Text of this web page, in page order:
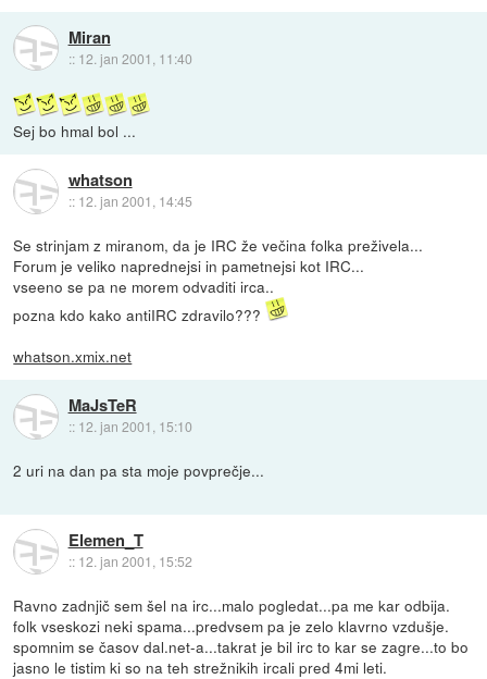
Miran
:: 12. jan 2001, 11:40
Sej bo hmal bol ...
whatson
:: 12. jan 2001, 14:45
Se strinjam z miranom, da je IRC že večina folka preživela...
Forum je veliko naprednejsi in pametnejsi kot IRC...
vseeno se pa ne morem odvaditi irca..
pozna kdo kako antiIRC zdravilo???
whatson.xmix.net
MaJsTeR
:: 12. jan 2001, 15:10
2 uri na dan pa sta moje povprečje...
Elemen_T
:: 12. jan 2001, 15:52
Ravno zadnjič sem šel na irc...malo pogledat...pa me kar odbija.
folk vseskozi neki spama...predvsem pa je zelo klavrno vzdušje.
spomnim se časov dal.net-a...takrat je bil irc to kar se zagre...to bo
jasno le tistim ki so na teh strežnikih ircali pred 4mi leti.